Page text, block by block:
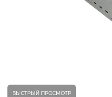
БЫСТРЫЙ ПРОСМОТР